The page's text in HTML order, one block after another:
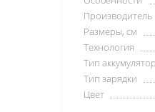
Производитель
Размеры, см
Технология
Тип
Тип зарядки
Цвет